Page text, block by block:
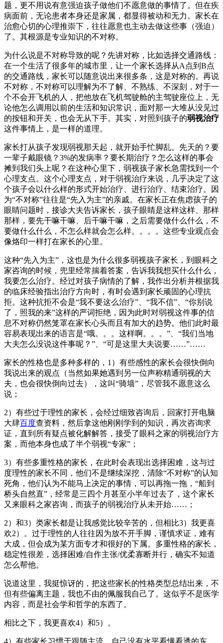
题，更不用说有意强迫孩子做他们不愿意做的事情了。但在疾
病面前，无论患者本身还是家属，都显得被动和无力。家长在
治愈心切的心理推崇下，往往愿意也主动去做这些事（强迫）
了。其根源是专业知识的不对称。
为什么说是不对称导致的呢？先讲对称，比如选择交通路线：
在一个生活了很多年的城市里，让一个家长选择从A点到B点
的交通路线，家长可以随意说出来很多条，这是对称的。再说
不对称，不对称可以理解为不了解、不熟练、不深刻，对于一
个不会开飞机的人，把他放在飞机驾驶舱的主驾驶座位上，无
论他怎么调用以前的生活和知识常识，面对那一大堆从没见过
的按钮和开关，也会无从下手。其实，对照到孩子的弱视治疗
这件事情上，是一样的道理。
家长打从孩子发现弱视那天起，就开始手忙脚乱。先天的？要
一辈子戴眼镜？3%的发病率？要长期治疗？怎么这样的事会
摊到我们头上呢？在这种心里下，弱视孩子家长急需找到一个
心理支点。这个心理支点，对于弱视治疗来说，几乎决定了这
个孩子会以什么样的形式开始治疗、进行治疗、结束治疗。因
为“不对称”往往是“先入为主”的亲戚。在家长正在焦虑孩子的
眼睛问题时，接诊大夫告诉家长，孩子眼睛是这样这样、那样
那样，要先干嘛干嘛、后干嘛干嘛，之后需要做什么什么，不
要做什么什么，不怎么样就会怎么样。。。。这些专业观点会
像烙印一样打在家长的心里。
这种“先入为主”，这也是为什么很多弱视孩子家长，到眼科之
家咨询的时候，兜里经常揣着答案，告诉我我想买什么什么，
我要怎么治疗。经过对孩子病情的了解，我作出分析并根据我
的临床经验指出治疗方向时，有时会遇到家长顽固的心理抗
拒。这种抗拒不会是“我不要这么治疗”、“我不信”、“你别说
了，照我的来”这样的严词拒绝，因为此时对弱视这件事的信
息不对称仍然笼罩在家长心头而且有加大的趋势。他们此时最
容易表现出来的语言是“哦。。。这样啊。。。”、“我们当地
大夫怎么没说这件事呢？”、“可是这里大夫说要……”……
家长的性格也是多种多样的，1）有些感性的家长会很快倒向
我说出来的观点（当然如果她遇到另一位声称精通弱视的大
夫，也会很快倒向过去），这叫“骑墙”，尽管我不愿意这么
说；
2）有些过于理性的家长，会经过细致咨询后，回家打开电脑
大肆百度查资料，然后拿这他刚刚学到的知识，再次咨询求
证，直到所有疑点被化解解答，接受了眼科之家的弱视治疗方
案，而他本身也成了半个弱视“专家”；
3）有些多重性格的家长，在此时会表现出选择困难，这与过
度理性的家长不同，他们不是继续深挖，清除“不对称”的认知
死角，他们认为不能马上决定的事情，可以再拖一拖，“船到
桥头自然直”，经常是三四个月甚至小半年过去了，这个家长
又来眼科之家咨询，而孩子的弱视治疗从未开始……；
2）和3）类家长都是让我感觉比较辛苦的，但相比3）我更喜
欢2）。过于理性的人往往因为放不开手脚，谨慎求证，难有
大成，但会成为某方面专才和很好的下属。多重性格的家长，
稳定性很差，选择困难/自作主张/优柔寡断并行，确实不知道
怎么帮他。
说道这里，我挺惊讶的，把这些家长的性格类型总结出来，不
但有些偏离主题，我也不由的佩服我自己了。这似乎不是医学
内容，而是社会学和哲学的东西了。
相比之下，我更喜欢4）和5）。
4）有些家长习惯于跟随主流，自己没有水平看懂看透的东